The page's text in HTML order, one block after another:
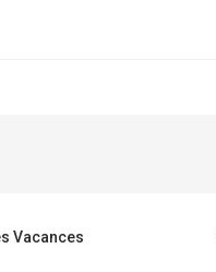
Vacances